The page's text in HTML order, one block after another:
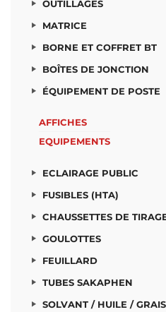
OUTILLAGES
MATRICE
BORNE ET COFFRET BT
BOÎTES DE JONCTION
ÉQUIPEMENT DE POSTE
AFFICHES
EQUIPEMENTS
ECLAIRAGE PUBLIC
FUSIBLES (HTA)
CHAUSSETTES DE
GOULOTTES
FEUILLARD
TUBES SAKAPHEN
SOLVANT / HUILE /